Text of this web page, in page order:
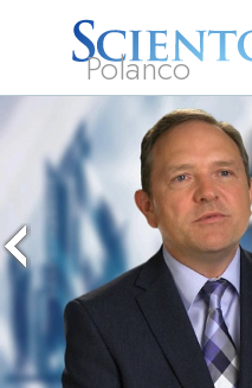
Polanco
Hubbard
¿Qué es
Scientology?